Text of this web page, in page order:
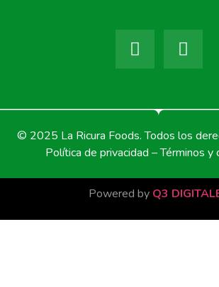
© 2025 La Ricura Foods. Todos los
Política de privacidad – Términos y
Powered by Q3